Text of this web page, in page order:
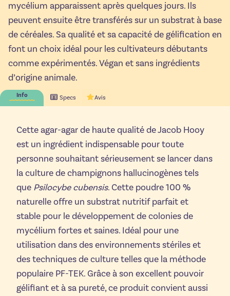
mycélium apparaissent après quelques jours. Ils
peuvent ensuite être transférés sur un substrat à base
de céréales. Sa qualité et sa capacité de gélification en
font un choix idéal pour les cultivateurs débutants
comme expérimentés. Végan et sans ingrédients
d’origine animale.
Info Specs Avis
Cette agar-agar de haute qualité de Jacob Hooy
est un ingrédient indispensable pour toute
personne souhaitant sérieusement se lancer dans
la culture de champignons hallucinogènes tels
que Psilocybe cubensis. Cette poudre 100 %
naturelle offre un substrat nutritif parfait et
stable pour le développement de colonies de
mycélium fortes et saines. Idéal pour une
utilisation dans des environnements stériles et
des techniques de culture telles que la méthode
populaire PF-TEK. Grâce à son excellent pouvoir
gélifiant et à sa pureté, ce produit convient aussi